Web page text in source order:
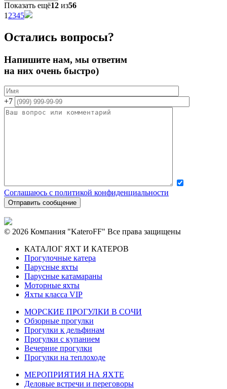
Показать ещё12 из56
1 2345
Остались вопросы?
Напишите нам, мы ответим
на них очень быстро)
+7
Соглашаюсь с политикой конфиденциальности
© 2026 Компания "KateroFF" Все права защищены
КАТАЛОГ ЯХТ И КАТЕРОВ
Прогулочные катера
Парусные яхты
Парусные катамараны
Моторные яхты
Яхты класса VIP
МОРСКИЕ ПРОГУЛКИ В СОЧИ
Обзорные прогулки
Прогулки к дельфинам
Прогулки с купанием
Вечерние прогулки
Прогулки на теплоходе
МЕРОПРИЯТИЯ НА ЯХТЕ
Деловые встречи и переговоры